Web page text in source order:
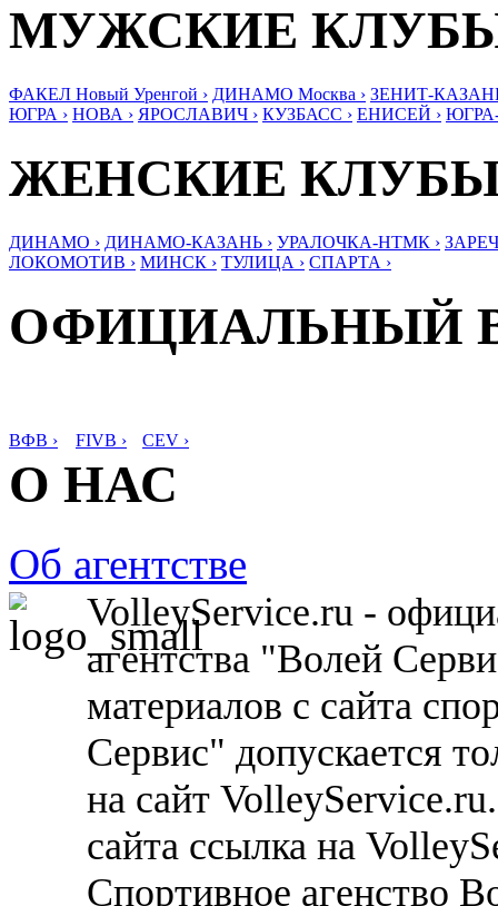
МУЖСКИЕ
ФАКЕЛ Новый Уренгой › ДИНАМО Москва › ЗЕНИТ-
ЮГРА › НОВА › ЯРОСЛАВИЧ › КУЗБАСС › ЕНИСЕЙ ›
ЖЕНСКИЕ
ДИНАМО › ДИНАМО-КАЗАНЬ › УРАЛОЧКА-НТМК ›
ЛОКОМОТИВ › МИНСК › ТУЛИЦА › СПАРТА ›
ОФИЦИАЛЬНЫЙ
ВФВ › FIVB › CEV ›
О НАС
Об агентстве
VolleyService.ru -
агентства "Волей
материалов с сайта
Сервис" допускается
на сайт
сайта ссылка на
Спортивное агенство